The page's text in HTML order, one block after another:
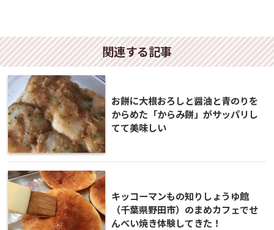
関連する記事
お餅に大根おろしと醤油と青のりを
からめた「からみ餅」がサッパリし
てて美味しい
キッコーマンもの知りしょうゆ館
（千葉県野田市）のまめカフェでせ
んべい焼き体験してきた！